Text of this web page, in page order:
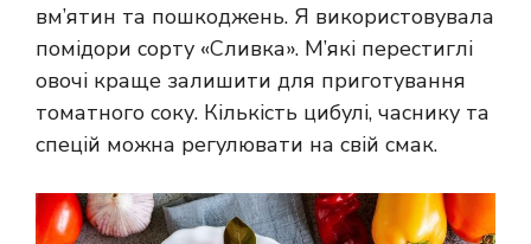
вм’ятин та пошкоджень. Я використовувала
помідори сорту «Сливка». М’які перестиглі
овочі краще залишити для приготування
томатного соку. Кількість цибулі, часнику та
спецій можна регулювати на свій смак.